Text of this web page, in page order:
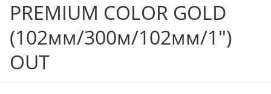
PREMIUM COLOR GOLD
(102мм/300м/102мм/1")
OUT